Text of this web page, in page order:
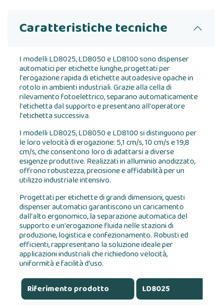
Caratteristiche tecniche
I modelli LD8025, LD8050 e LD8100 sono dispenser
automatici per etichette lunghe, progettati per
l'erogazione rapida di etichette autoadesive opache in
rotolo in ambienti industriali. Grazie alla cella di
rilevamento fotoelettrico, separano automaticamente
l'etichetta dal supporto e presentano all'operatore
l'etichetta successiva.
I modelli LD8025, LD8050 e LD8100 si distinguono per
le loro velocità di erogazione: 5,1 cm/s, 10 cm/s e 19,8
cm/s, che consentono loro di adattarsi a diverse
esigenze produttive. Realizzati in alluminio anodizzato,
offrono robustezza, precisione e affidabilità per un
utilizzo industriale intensivo.
Progettati per etichette di grandi dimensioni, questi
dispenser automatici garantiscono un caricamento
dall'alto ergonomico, la separazione automatica del
supporto e un'erogazione fluida nelle stazioni di
produzione, logistica e confezionamento. Robusti ed
efficienti, rappresentano la soluzione ideale per
applicazioni industriali che richiedono velocità,
uniformità e facilità d'uso.
Riferimento prodotto LD8025